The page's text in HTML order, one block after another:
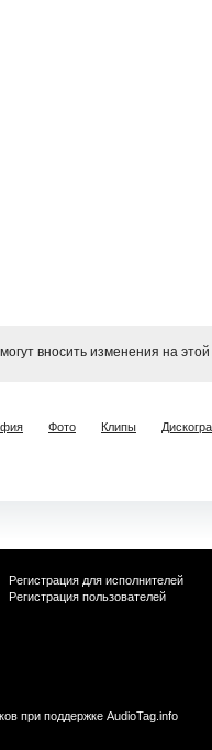
вносить изменения на
Фото Клипы
Регистрация для исполнителей
Регистрация пользователей
при поддержке AudioTag.info